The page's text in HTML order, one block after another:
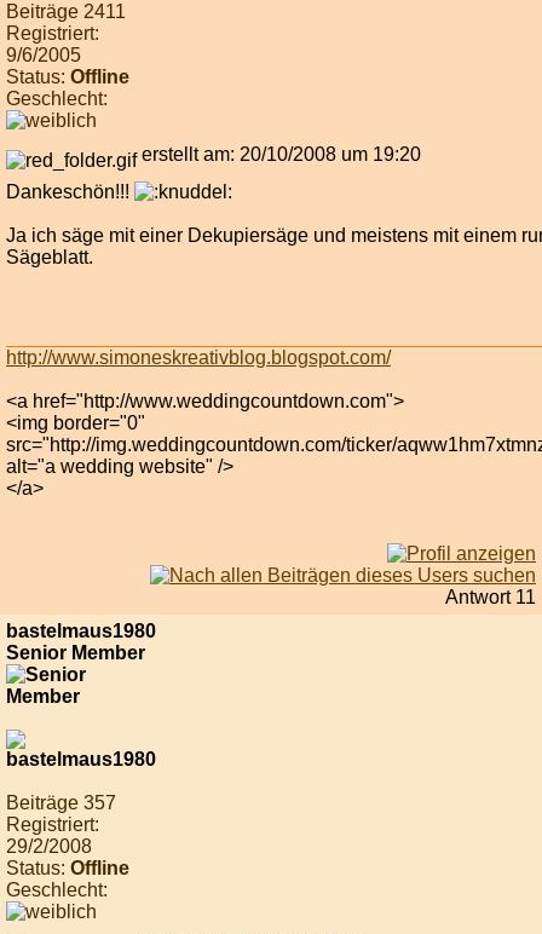
Beiträge 2411
Registriert:
9/6/2005
Status: Offline
Geschlecht:
erstellt am: 20/10/2008 um 19:20
Dankeschön!!!
Ja ich säge mit einer Dekupiersäge und meistens mit einem
Sägeblatt.
http://www.simoneskreativblog.blogspot.com/
<a href="http://www.weddingcountdown.com">
<img border="0"
src="http://img.weddingcountdown.com/ticker/
alt="a wedding website" />
</a>
Antwort 11
bastelmaus1980
Senior Member
Beiträge 357
Registriert:
29/2/2008
Status: Offline
Geschlecht: